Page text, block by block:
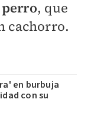
perro, que
cachorro.
en burbuja
con su